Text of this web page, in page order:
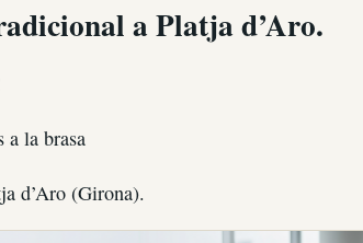
a Platja d’Aro.
a la brasa
d’Aro (Girona).